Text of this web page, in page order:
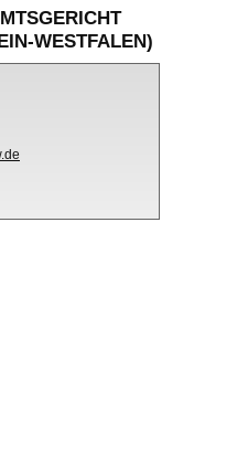
MTSGERICHT
WESTFALEN)